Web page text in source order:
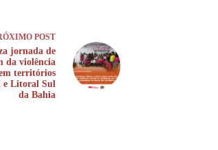
POST
jornada de
da violência
territórios
e Litoral Sul
da Bahia